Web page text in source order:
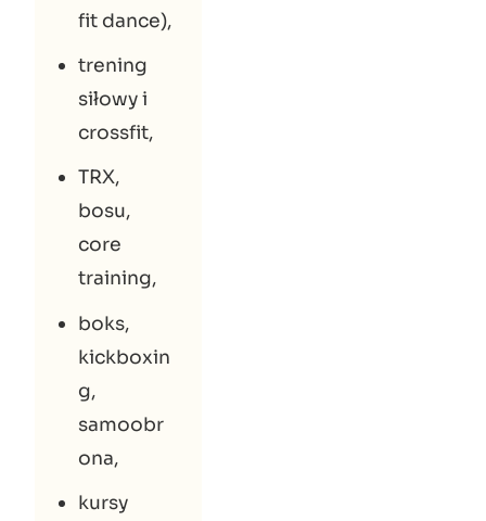
fit dance),
trening
siłowy i
crossfit,
TRX,
bosu,
core
training,
boks,
kickboxin
g,
samoobr
ona,
kursy